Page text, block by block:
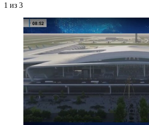
1 из 3